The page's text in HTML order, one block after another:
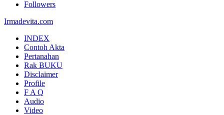
Followers
Irmadevita.com
INDEX
Contoh Akta
Pertanahan
Rak BUKU
Disclaimer
Profile
F A Q
Audio
Video